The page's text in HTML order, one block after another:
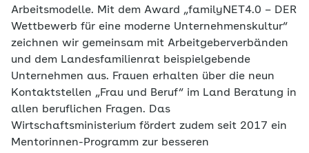
Arbeitsmodelle. Mit dem Award „familyNET4.0 – DER
Wettbewerb für eine moderne Unternehmenskultur“
zeichnen wir gemeinsam mit Arbeitgeberverbänden
und dem Landesfamilienrat beispielgebende
Unternehmen aus. Frauen erhalten über die neun
Kontaktstellen „Frau und Beruf“ im Land Beratung in
allen beruflichen Fragen. Das
Wirtschaftsministerium fördert zudem seit 2017 ein
Mentorinnen-Programm zur besseren